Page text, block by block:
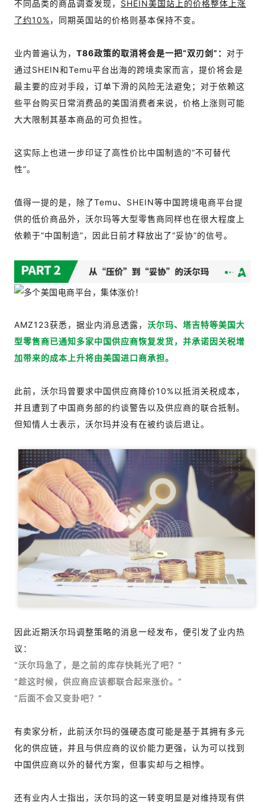
不同品类的商品调查发现， SHEIN美国站上的价格整体上涨
了约10%，同期英国站的价格则基本保持不变。
业内普遍认为， T86政策的取消将会是一把“双刃剑”： 对于
通过SHEIN和Temu平台出海的跨境卖家而言，提价将会是
最主要的应对手段，订单下滑的风险无法避免；对于依赖这
些平台购买日常消费品的美国消费者来说，价格上涨则可能
大大限制其基本商品的可负担性。
这实际上也进一步印证了高性价比中国制造的“不可替代
性”。
值得一提的是，除了Temu、SHEIN等中国跨境电商平台提
供的低价商品外，沃尔玛等大型零售商同样也在很大程度上
依赖于“中国制造”，因此日前才释放出了“妥协”的信号。
AMZ123获悉，据业内消息透露， 沃尔玛、塔吉特等美国大
型零售商已通知多家中国供应商恢复发货，并承诺因关税增
加带来的成本上升将由美国进口商承担。
此前，沃尔玛曾要求中国供应商降价10%以抵消关税成本，
并且遭到了中国商务部的约谈警告以及供应商的联合抵制。
但知情人士表示，沃尔玛并没有在被约谈后退让。
因此近期沃尔玛调整策略的消息一经发布，便引发了业内热
议：
“沃尔玛急了，是之前的库存快耗光了吧？”
“趁这时候，供应商应该都联合起来涨价。”
“后面不会又变卦吧？”
有卖家分析，此前沃尔玛的强硬态度可能是基于其拥有多元
化的供应链，并且与供应商的议价能力更强，认为可以找到
中国供应商以外的替代方案，但事实却与之相悖。
还有业内人士指出，沃尔玛的这一转变明显是对维持现有供